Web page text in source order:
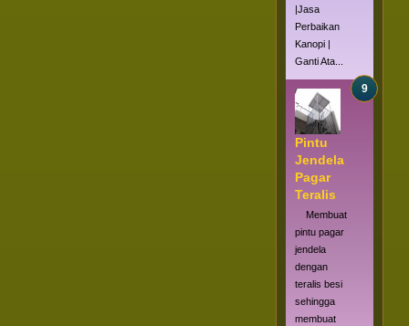
|Jasa
Perbaikan
Kanopi |
Ganti Ata...
Pintu
Jendela
Pagar
Teralis
Membuat
pintu pagar
jendela
dengan
teralis besi
sehingga
membuat